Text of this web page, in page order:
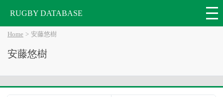
RUGBY DATABASE
Home 安藤悠樹
安藤悠樹